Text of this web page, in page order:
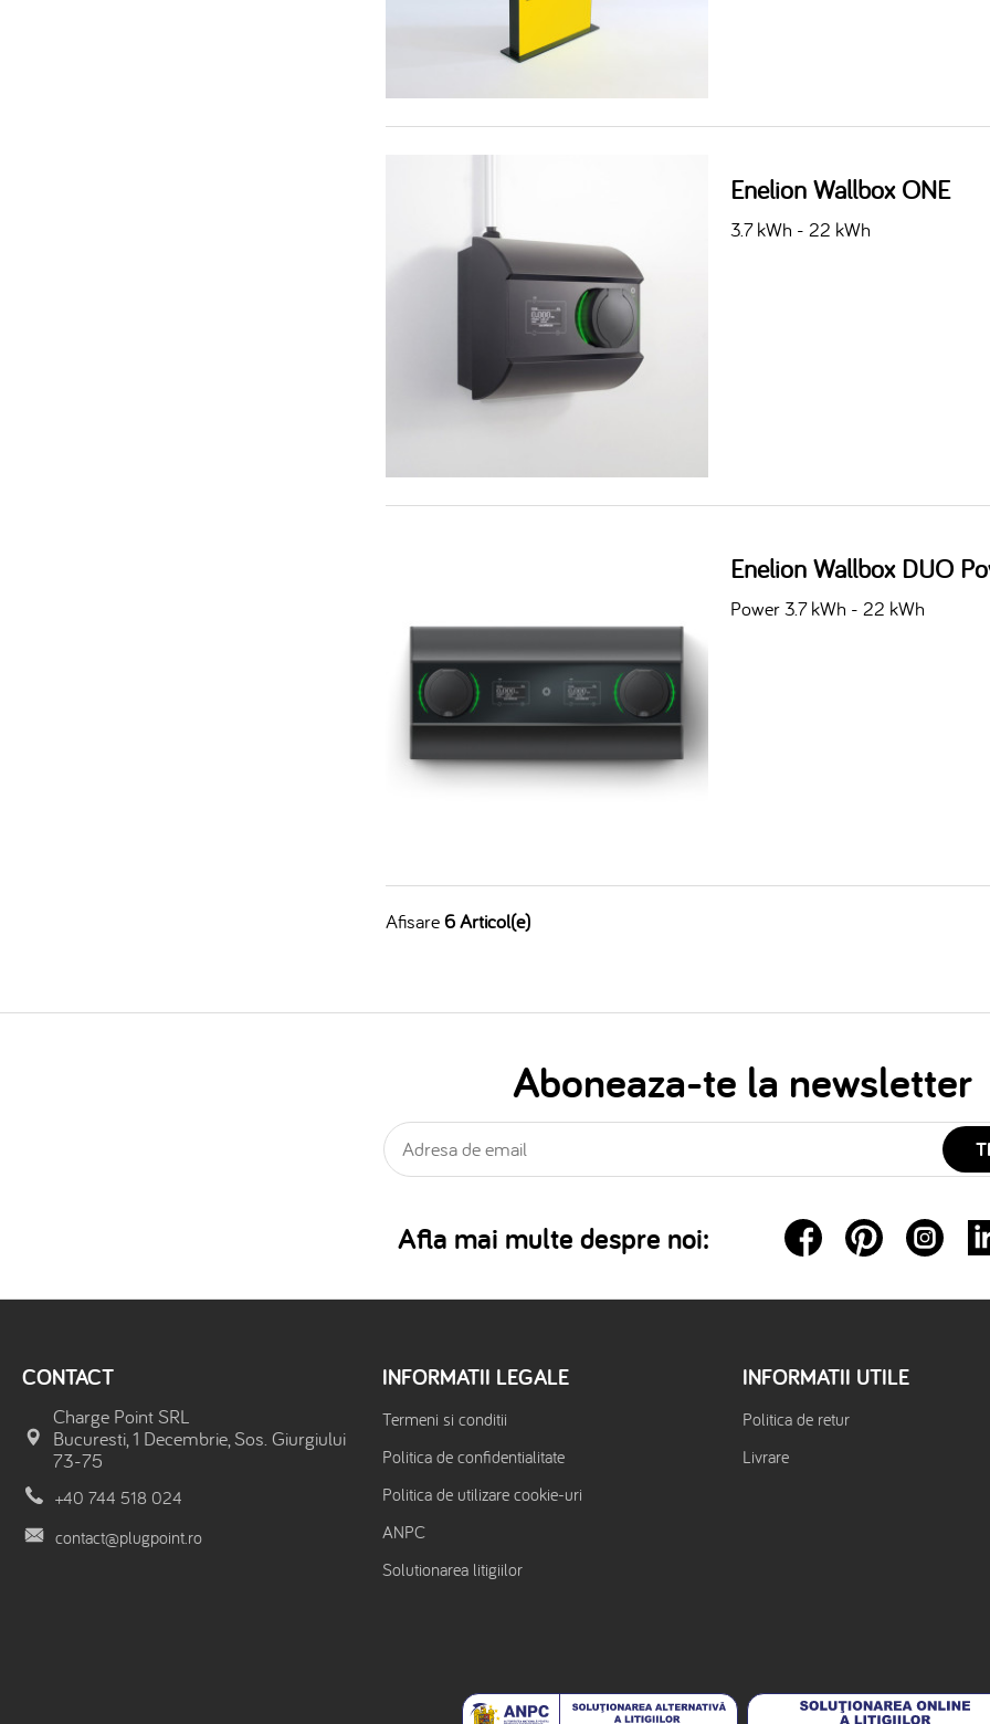
Enelion Wallbox ONE
3.7 kWh - 22 kWh
Enelion Wallbox DUO
Power 3.7 kWh - 22 kWh
Afisare6 Articol(e)
Aboneaza-te la newsletter
Afla mai multe despre noi:
CONTACT
Charge Point SRL
Bucuresti, 1 Decembrie, Sos. Giurgiului
73-75
+40 744 518 024
contact@plugpoint.ro
INFORMATII LEGALE
Termeni si conditii
Politica de confidentialitate
Politica de utilizare cookie-uri
ANPC
Solutionarea litigiilor
INFORMATII UTILE
Politica de retur
Livrare